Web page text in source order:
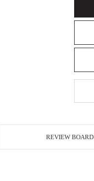
REVIEW BOARD